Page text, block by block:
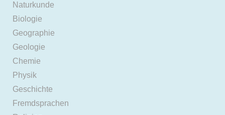
Naturkunde
Biologie
Geographie
Geologie
Chemie
Physik
Geschichte
Fremdsprachen